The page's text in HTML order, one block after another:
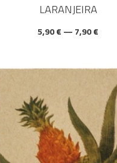
LARANJEIRA
5,90 € — 7,90 €